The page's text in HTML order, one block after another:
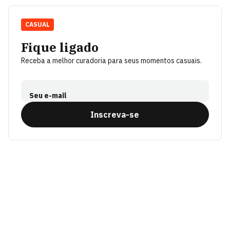
Fique ligado
Receba a melhor curadoria para seus momentos casuais.
Seu e-mail
Inscreva-se
CASUAL